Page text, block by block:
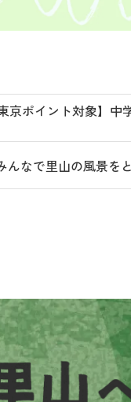
京ポイント対象】
んなで里山の風景を